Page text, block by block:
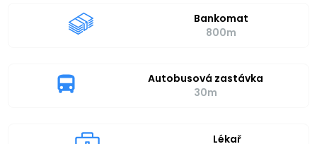
Bankomat
800m
Autobusová zastávka
30m
Lékař